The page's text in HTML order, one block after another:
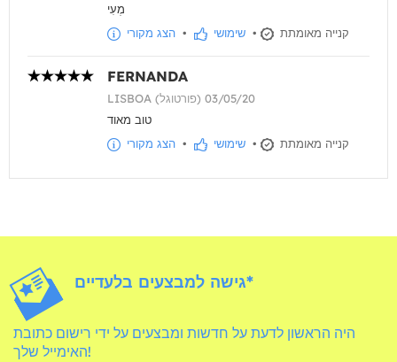
מְעִי
הצג מקורי • שימושי • קנייה מאומתת
FERNANDA
LISBOA (פורטוגל) 03/05/20
טוב מאוד
הצג מקורי • שימושי • קנייה מאומתת
גישה למבצעים בלעדיים*
היה הראשון לדעת על חדשות ומבצעים על ידי רישום כתובת
האימייל שלך!